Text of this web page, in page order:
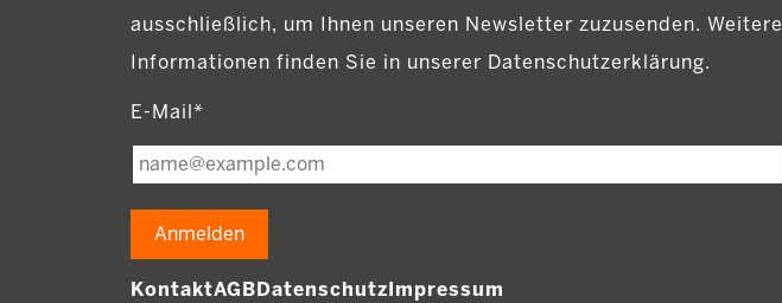
ausschließlich, um Ihnen unseren Newsletter zuzusenden. Weitere
Informationen finden Sie in unserer Datenschutzerklärung.
E-Mail*
Anmelden
KontaktAGBDatenschutzImpressum